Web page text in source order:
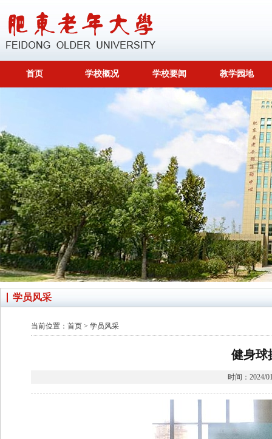
首页 学校概况 学校要闻 教学园地
学员风采
当前位置： 首页 > 学员风采
健身球
时间：2024/